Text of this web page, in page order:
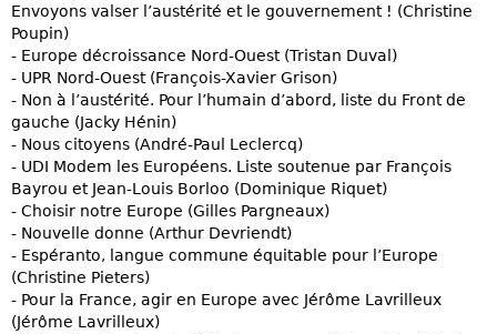
Envoyons valser l’austérité et le gouvernement ! (Christine
Poupin)
- Europe décroissance Nord-Ouest (Tristan Duval)
- UPR Nord-Ouest (François-Xavier Grison)
- Non à l’austérité. Pour l’humain d’abord, liste du Front de
gauche (Jacky Hénin)
- Nous citoyens (André-Paul Leclercq)
- UDI Modem les Européens. Liste soutenue par François
Bayrou et Jean-Louis Borloo (Dominique Riquet)
- Choisir notre Europe (Gilles Pargneaux)
- Nouvelle donne (Arthur Devriendt)
- Espéranto, langue commune équitable pour l’Europe
(Christine Pieters)
- Pour la France, agir en Europe avec Jérôme Lavrilleux
(Jérôme Lavrilleux)